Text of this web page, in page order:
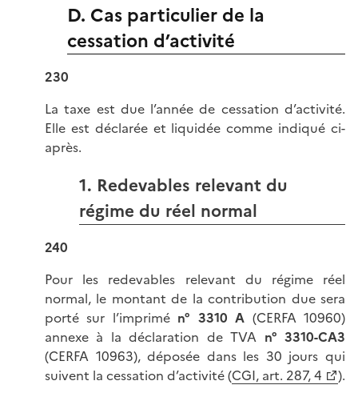
D. Cas particulier de la
cessation d’activité
230
La taxe est due l’année de cessation d’activité.
Elle est déclarée et liquidée comme indiqué ci-
après.
1. Redevables relevant du
régime du réel normal
240
Pour les redevables relevant du régime réel
normal, le montant de la contribution due sera
porté sur l’imprimé n° 3310 A (CERFA 10960)
annexe à la déclaration de TVA n° 3310-CA3
(CERFA 10963), déposée dans les 30 jours qui
suivent la cessation d’activité (CGI, art. 287, 4 ).